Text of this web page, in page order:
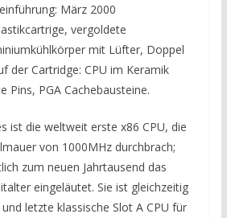
März 2000
vergoldete
mit Lüfter, Doppel
der Cartridge: CPU im Keramik
Pins, PGA Cachebausteine.
ist die weltweit erste x86 CPU, die
von 1000MHz durchbrach;
zum neuen Jahrtausend das
eingeläutet. Sie ist gleichzeitig
letzte klassische Slot A CPU für